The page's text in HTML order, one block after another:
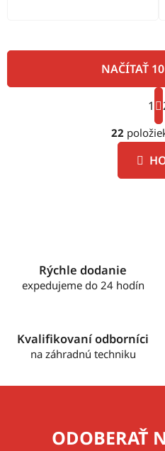
O
v
l
i
NAČÍTAŤ
S
t
r
á
k
1
22
Rýchle dodanie
expedujeme do 24 hodín
Kvalifikovaní odborníci
na záhradnú techniku
ODOBERAŤ